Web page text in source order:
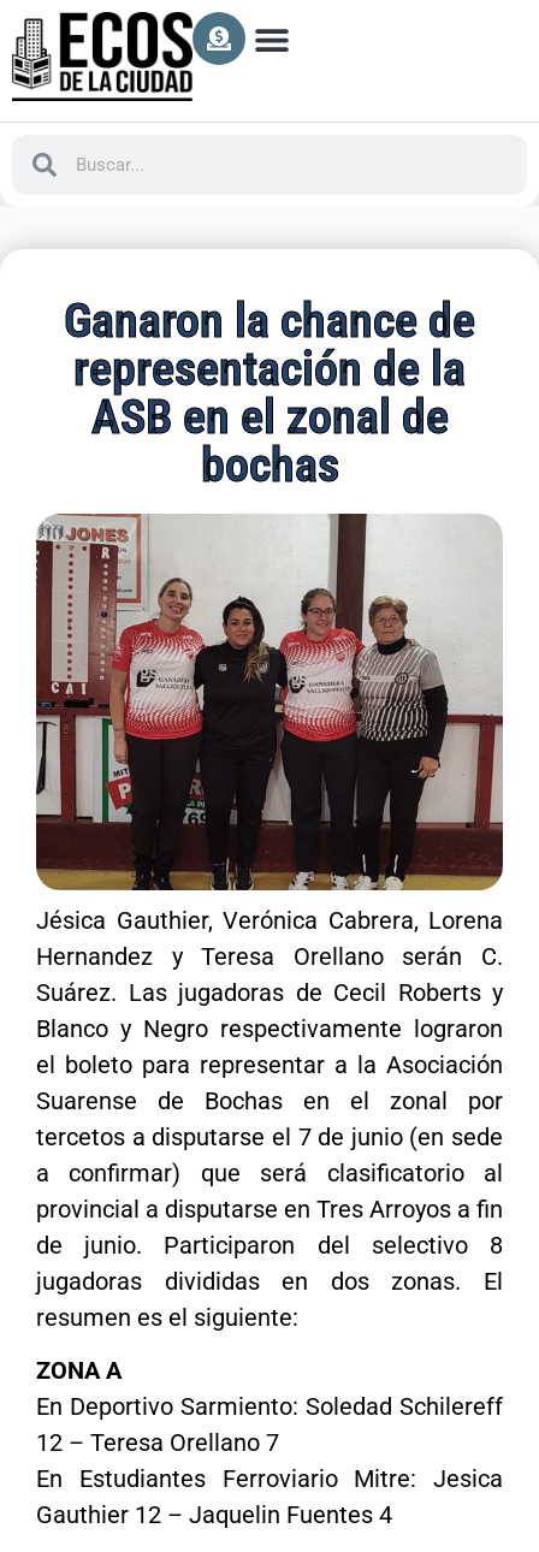
Ganaron la chance de
representación de la
ASB en el zonal de
bochas
Jésica Gauthier, Verónica Cabrera, Lorena
Hernandez y Teresa Orellano serán C.
Suárez. Las jugadoras de Cecil Roberts y
Blanco y Negro respectivamente lograron
el boleto para representar a la Asociación
Suarense de Bochas en el zonal por
tercetos a disputarse el 7 de junio (en sede
a confirmar) que será clasificatorio al
provincial a disputarse en Tres Arroyos a fin
de junio. Participaron del selectivo 8
jugadoras divididas en dos zonas. El
resumen es el siguiente:
ZONA A
En Deportivo Sarmiento: Soledad Schilereff
12 – Teresa Orellano 7
En Estudiantes Ferroviario Mitre: Jesica
Gauthier 12 – Jaquelin Fuentes 4